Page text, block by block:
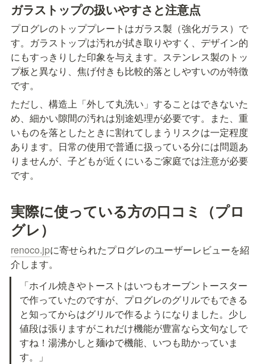
ガラストップの扱いやすさと注意点
プログレのトッププレートはガラス製（強化ガラス）で
す。ガラストップは汚れが拭き取りやすく、デザイン的
にもすっきりした印象を与えます。ステンレス製のトッ
プ板と異なり、焦げ付きも比較的落としやすいのが特徴
です。
ただし、構造上「外して丸洗い」することはできないた
め、細かい隙間の汚れは別途処理が必要です。また、重
いものを落としたときに割れてしまうリスクは一定程度
あります。日常の使用で普通に扱っている分には問題あ
りませんが、子どもが近くにいるご家庭では注意が必要
です。
実際に使っている方の口コミ（プロ
グレ）
renoco.jpに寄せられたプログレのユーザーレビューを紹
介します。
「ホイル焼きやトーストはいつもオーブントースター
で作っていたのですが、プログレのグリルでもできる
と知ってからはグリルで作るようになりました。少し
値段は張りますがこれだけ機能が豊富なら文句なしで
すね！湯沸かしと麺ゆで機能、いつも助かっていま
す。」